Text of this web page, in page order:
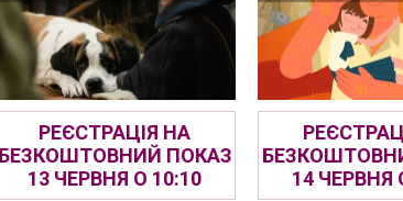
РЕЄСТРАЦІЯ НА
БЕЗКОШТОВНИЙ ПОКАЗ
13 ЧЕРВНЯ О 10:10
14 ЧЕРВНЯ